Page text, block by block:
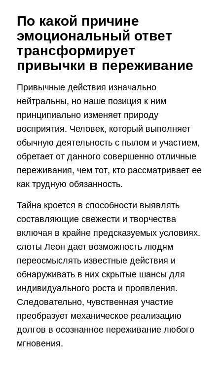
По какой причине
эмоциональный ответ
трансформирует
привычки в переживание
Привычные действия изначально
нейтральны, но наше позиция к ним
принципиально изменяет природу
восприятия. Человек, который выполняет
обычную деятельность с пылом и участием,
обретает от данного совершенно отличные
переживания, чем тот, кто рассматривает ее
как трудную обязанность.
Тайна кроется в способности выявлять
составляющие свежести и творчества
включая в крайне предсказуемых условиях.
слоты Леон дает возможность людям
переосмыслять известные действия и
обнаруживать в них скрытые шансы для
индивидуального роста и проявления.
Следовательно, чувственная участие
преобразует механическое реализацию
долгов в осознанное переживание любого
мгновения.